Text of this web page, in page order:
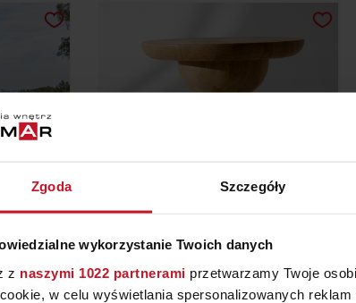
Zgoda Szczegóły
wykorzystanie Twoich danych
z naszymi 1022 partnerami przetwarzamy Twoje
w celu wyświetlania spersonalizowanych
STOLIK KERLA MIDDLE
ZAPYTAJ O CENĘ W SALONIE